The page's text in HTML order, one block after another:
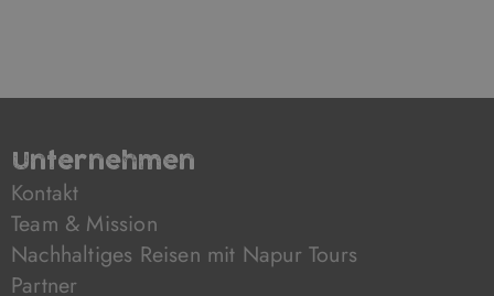
allerdings niemand gefragt.
wmpfehlen wir wirklich, die
atemberaubend. Man sieht
Vulkane, Lamas und die
Unternehmen
Kontakt
Team & Mission
Nachhaltiges Reisen mit Napur Tours
Partner